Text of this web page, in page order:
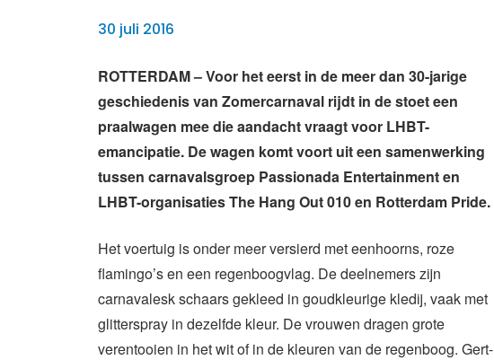
30 juli 2016
ROTTERDAM – Voor het eerst in de meer dan 30-jarige
geschiedenis van Zomercarnaval rijdt in de stoet een
praalwagen mee die aandacht vraagt voor LHBT-
emancipatie. De wagen komt voort uit een samenwerking
tussen carnavalsgroep Passionada Entertainment en
LHBT-organisaties The Hang Out 010 en Rotterdam Pride.
Het voertuig is onder meer versierd met eenhoorns, roze
flamingo’s en een regenboogvlag. De deelnemers zijn
carnavalesk schaars gekleed in goudkleurige kledij, vaak met
glitterspray in dezelfde kleur. De vrouwen dragen grote
verentooien in het wit of in de kleuren van de regenboog. Gert-